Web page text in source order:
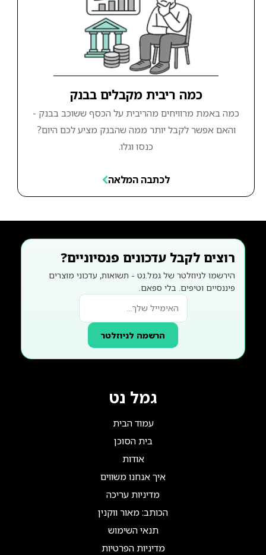
כמה ריבית מקבלים בבנק
כמה באמת מרוויחים מהריבית על הכסף ששוכב בבנק -
והאם אפשר לקבל יותר ממה שהבנק מציע לכם היום?
כנסו וגלו.
לכתבה המלאה
רוצים לקבל עדכונים פנסיוניים?
הירשמו לניוזלטר של גמל.נט - תשואות, עדכוני מוצרים
פיננסיים וטיפים. בלי ספאם.
הרשמה לניוזלטר
גמל נט
עמוד הבית
בית הסוכן
אודות
איך אנחנו משווים
מדיניות עריכה
הכותב: מאור ווקנין
תנאי השימוש
מדיניות הפרטיות